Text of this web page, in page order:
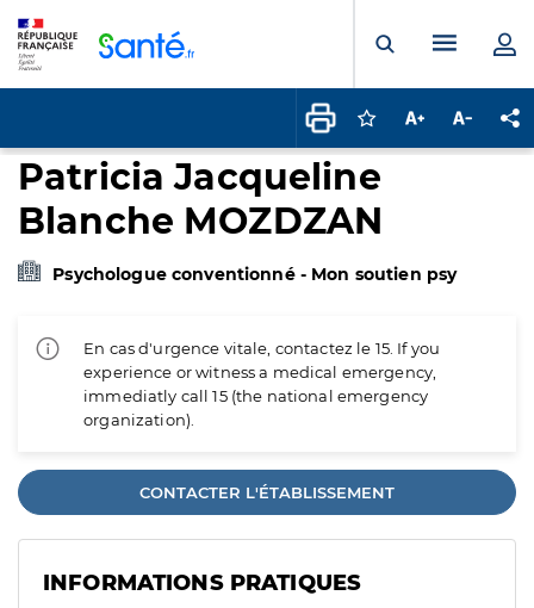
Ouvrir laMenu
Connectez-vous
Augmenter la
Patricia Jacqueline
Blanche MOZDZAN
Psychologue conventionné - Mon soutien psy
En cas d'urgence vitale, contactez le 15. If you
experience or witness a medical emergency,
immediatly call 15 (the national emergency
organization).
CONTACTER L'ÉTABLISSEMENT
INFORMATIONS PRATIQUES